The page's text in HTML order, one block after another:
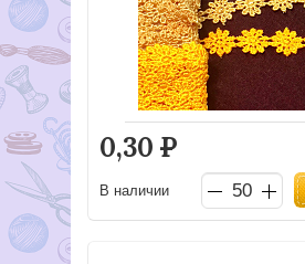
0,30 Р
В наличии